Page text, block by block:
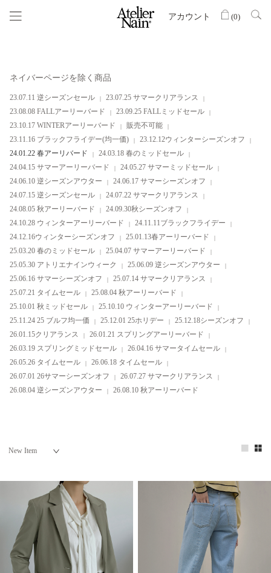
アカウント (0)
ネイバーページを除く商品
23.07.11 逆シーズンセール
23.07.25 サマークリアランス
23.08.08 FALLアーリーバード
23.09.25 FALLミッドセール
23.10.17 WINTERアーリーバード
販売不可能
23.11.16 ブラックフライデー(均一価)
23.12.12ウィンターシーズンオフ
24.01.22 春アーリバード
24.03.18 春のミッドセール
24.04.15 サマーアーリーバード
24.05.27 サマーミッドセール
24.06.10 逆シーズンアウター
24.06.17 サマーシーズンオフ
24.07.15 逆シーズンセール
24.07.22 サマークリアランス
24.08.05 秋アーリーバード
24.09.30秋シーズンオフ
24.10.28 ウィンターアーリーバード
24.11.11ブラックフライデー
24.12.16ウィンターシーズンオフ
25.01.13春アーリーバード
25.03.20 春のミッドセール
25.04.07 サマーアーリーバード
25.05.30 アトリエナインウィーク
25.06.09 逆シーズンアウター
25.06.16 サマーシーズンオフ
25.07.14 サマークリアランス
25.07.21 タイムセール
25.08.04 秋アーリーバード
25.10.01 秋ミッドセール
25.10.10 ウィンターアーリーバード
25.11.24 25 ブルフ均一価
25.12.01 25ホリデー
25.12.18シーズンオフ
26.01.15クリアランス
26.01.21 スプリングアーリーバード
26.03.19 スプリングミッドセール
26.04.16 サマータイムセール
26.05.26 タイムセール
26.06.18 タイムセール
26.07.01 26サマーシーズンオフ
26.07.27 サマークリアランス
26.08.04 逆シーズンアウター
26.08.10 秋アーリーバード